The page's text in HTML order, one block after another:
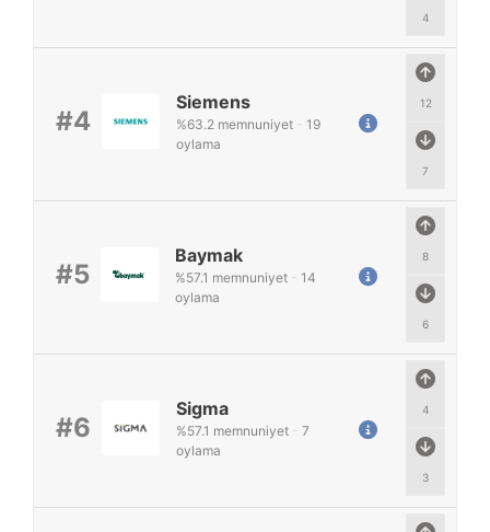
4
#4
12
7
Siemens
%63.2memnuniyet - 19
oylama
#5
8
6
Baymak
%57.1 memnuniyet - 14
oylama
#6
4
3
Sigma
%57.1 memnuniyet - 7
oylama